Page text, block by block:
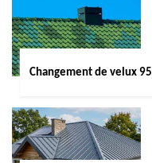
Changement de velux 95